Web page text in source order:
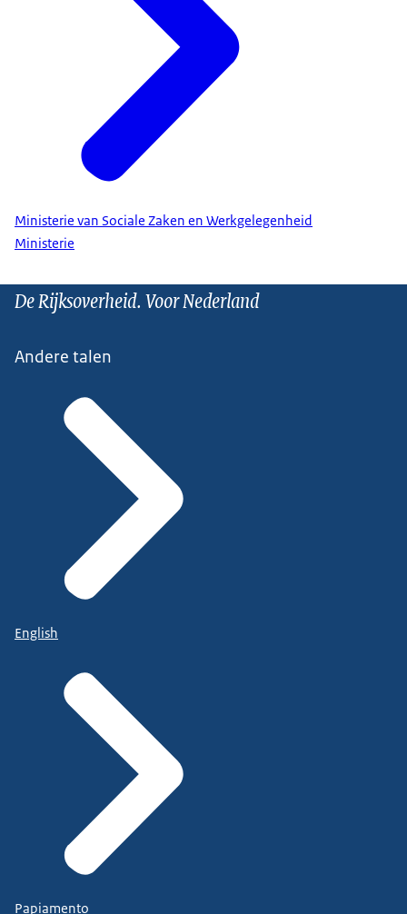
Ministerie van Sociale Zaken en Werkgelegenheid
Ministerie
De Rijksoverheid. Voor Nederland
Andere talen
English
Papiamento